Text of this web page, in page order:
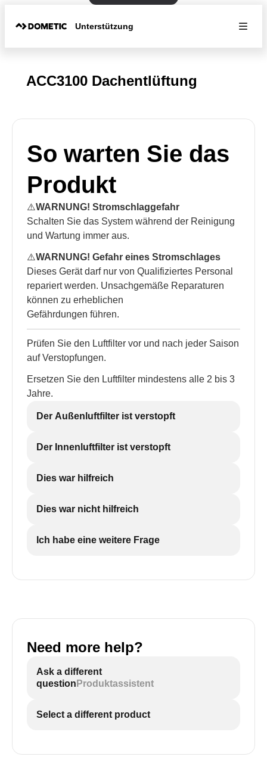
Unterstützung
ACC3100 Dachentlüftung
So warten Sie das
Produkt
⚠️WARNUNG! Stromschlaggefahr
Schalten Sie das System während der Reinigung
und Wartung immer aus.
⚠️WARNUNG! Gefahr eines Stromschlages
Dieses Gerät darf nur von Qualifiziertes Personal
repariert werden. Unsachgemäße Reparaturen
können zu erheblichen
Gefährdungen führen.
Prüfen Sie den Luftfilter vor und nach jeder Saison
auf Verstopfungen.
Ersetzen Sie den Luftfilter mindestens alle 2 bis 3
Jahre.
Der Außenluftfilter ist verstopft
Der Innenluftfilter ist verstopft
Dies war hilfreich
Dies war nicht hilfreich
Ich habe eine weitere Frage
Need more help?
Ask a different
question Produktassistent
Select a different product